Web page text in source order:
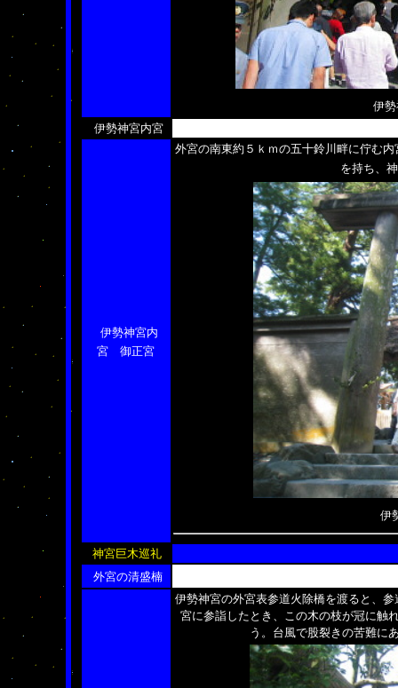
伊
伊勢神宮内宮
伊勢神宮内
宮
御正宮
外宮の南東約５ｋｍの五十鈴川畔に佇む
を持ち、
伊
神宮巨木巡礼
外宮の清盛楠
伊勢神宮の外宮表参道火除橋を渡ると、
宮に参詣したとき、この木の枝が冠に触
う。台風で股裂きの苦難に